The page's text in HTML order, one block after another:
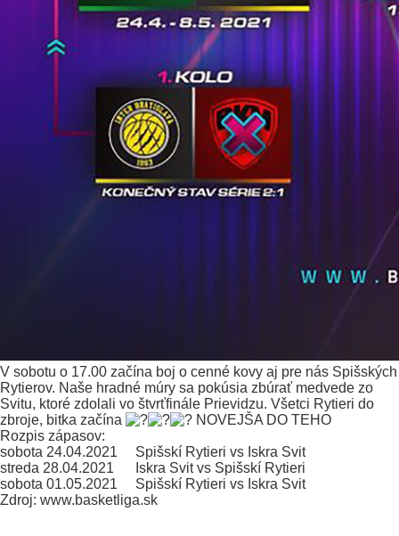
V sobotu o 17.00 začína boj o cenné kovy aj pre nás Spišských
Rytierov. Naše hradné múry sa pokúsia zbúrať medvede zo
Svitu, ktoré zdolali vo štvrťfinále Prievidzu. Všetci Rytieri do
zbroje, bitka začína
NOVEJŠA DO TEHO
Rozpis zápasov:
sobota 24.04.2021 Spišskí Rytieri vs Iskra Svit
streda 28.04.2021 Iskra Svit vs Spišskí Rytieri
sobota 01.05.2021 Spišskí Rytieri vs Iskra Svit
Zdroj: www.basketliga.sk